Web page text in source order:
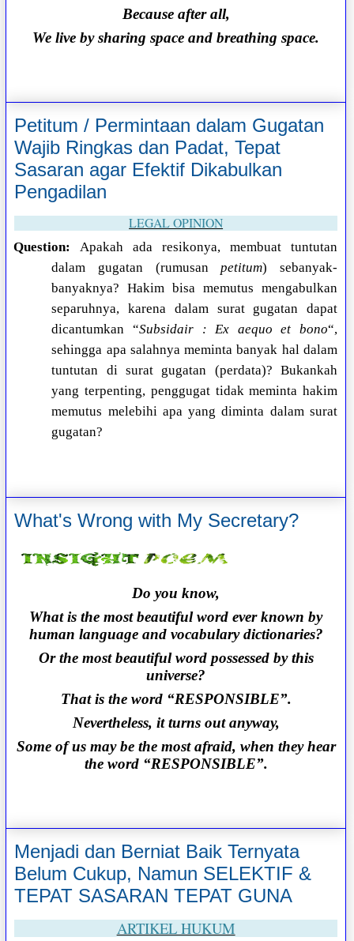
Because after all,
We live by sharing space and breathing space.
Petitum / Permintaan dalam Gugatan
Wajib Ringkas dan Padat, Tepat
Sasaran agar Efektif Dikabulkan
Pengadilan
LEGAL OPINION
Question:
Apakah ada resikonya, membuat tuntutan
dalam gugatan (rumusanpetitum) sebanyak-
banyaknya? Hakim bisa memutus mengabulkan
separuhnya, karena dalam surat gugatan dapat
dicantumkan “Subsidair : Ex aequo et bono“,
sehingga apa salahnya meminta banyak hal dalam
tuntutan di surat gugatan (perdata)? Bukankah
yang terpenting, penggugat tidak meminta hakim
memutus melebihi apa yang diminta dalam surat
gugatan?
What's Wrong with My Secretary?
Do you know,
What is the most beautiful word ever known by
human language and vocabulary dictionaries?
Or the most beautiful word possessed by this
universe?
That is the word “RESPONSIBLE”.
Nevertheless, it turns out anyway,
Some of us may be the most afraid, when they hear
the word “RESPONSIBLE”.
Menjadi dan Berniat Baik Ternyata
Belum Cukup, Namun SELEKTIF &
TEPAT SASARAN TEPAT GUNA
ARTIKEL HUKUM